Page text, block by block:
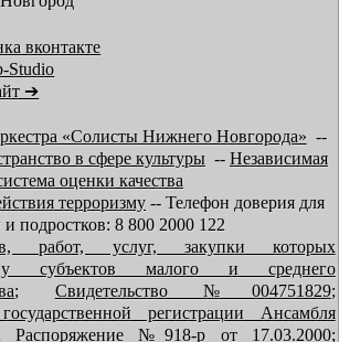
Studio
➔
«Солисты Нижнего Новгорода» --
в сфере культуры -- Независимая
оценки качества
терроризму -- Телефон доверия для
и подростков: 8 800 2000 122
работ, услуг, закупки которых
у субъектов малого и среднего
; Свидетельство №004751829;
регистрации Ансамбля
Распоряжение №918-р от 17.03.2000;